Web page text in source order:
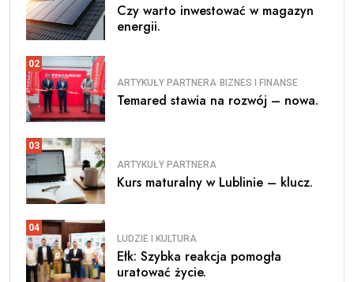
Czy warto inwestować w magazyn
energii.
02
ARTYKUŁY PARTNERA BIZNES I FINANSE
Temared stawia na rozwój – nowa.
03
ARTYKUŁY PARTNERA
Kurs maturalny w Lublinie – klucz.
04
LUDZIE I KULTURA
Ełk: Szybka reakcja pomogła
uratować życie.